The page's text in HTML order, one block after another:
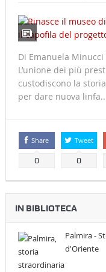
Di Emanuela
L’unione dei più
custodiscono la
per dare nuova
Share
0
Tweet
0
IN BIBLIOTECA
Palmira -
d'Oriente